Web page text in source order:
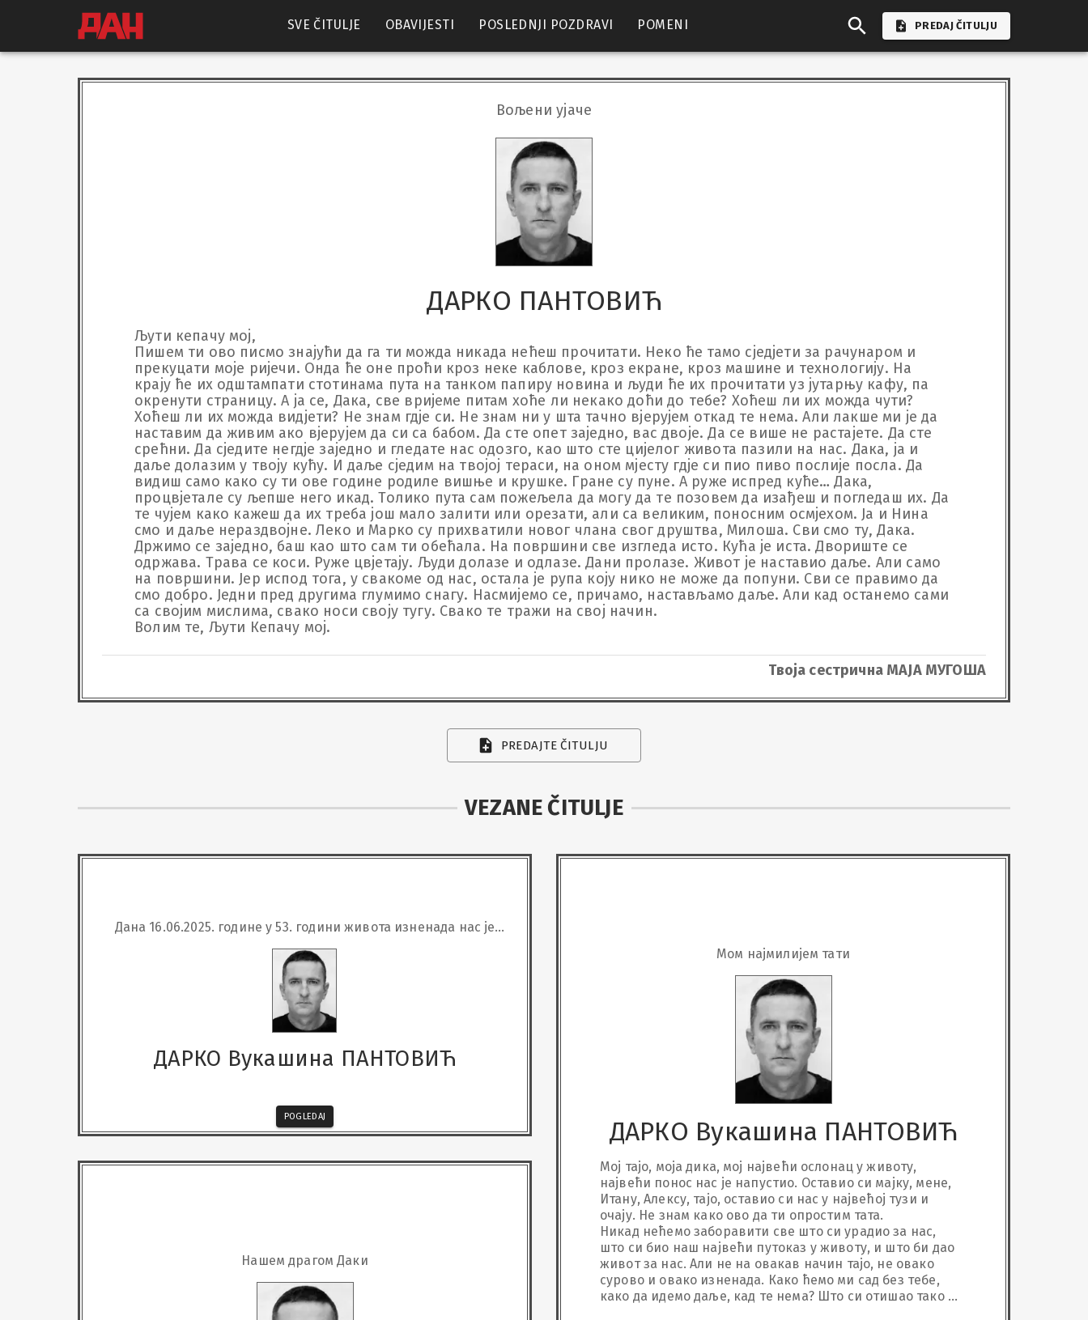
SVE ČITULJE OBAVIJESTI POSLEDNJI POZDRAVI POMENI PREDAJ ČITULJU
Вољени ујаче
ДАРКО ПАНТОВИЋ
Љути кепачу мој,
Пишем ти ово писмо знајући да га ти можда никада нећеш прочитати. Неко ће тамо сједјети за рачунаром и
прекуцати моје ријечи. Онда ће оне проћи кроз неке каблове, кроз екране, кроз машине и технологију. На
крају ће их одштампати стотинама пута на танком папиру новина и људи ће их прочитати уз јутарњу кафу, па
окренути страницу. А ја се, Дака, све вријеме питам хоће ли некако доћи до тебе? Хоћеш ли их можда чути?
Хоћеш ли их можда видјети? Не знам гдје си. Не знам ни у шта тачно вјерујем откад те нема. Али лакше ми је да
наставим да живим ако вјерујем да си са бабом. Да сте опет заједно, вас двоје. Да се више не растајете. Да сте
срећни. Да сједите негдје заједно и гледате нас одозго, као што сте цијелог живота пазили на нас. Дака, ја и
даље долазим у твоју кућу. И даље сједим на твојој тераси, на оном мјесту гдје си пио пиво послије посла. Да
видиш само како су ти ове године родиле вишње и крушке. Гране су пуне. А руже испред куће… Дака,
процвјетале су љепше него икад. Толико пута сам пожељела да могу да те позовем да изађеш и погледаш их. Да
те чујем како кажеш да их треба још мало залити или орезати, али са великим, поносним осмјехом. Ја и Нина
смо и даље нераздвојне. Леко и Марко су прихватили новог члана свог друштва, Милоша. Сви смо ту, Дака.
Држимо се заједно, баш као што сам ти обећала. На површини све изгледа исто. Кућа је иста. Двориште се
одржава. Трава се коси. Руже цвјетају. Људи долазе и одлазе. Дани пролазе. Живот је наставио даље. Али само
на површини. Јер испод тога, у свакоме од нас, остала је рупа коју нико не може да попуни. Сви се правимо да
смо добро. Једни пред другима глумимо снагу. Насмијемо се, причамо, настављамо даље. Али кад останемо сами
са својим мислима, свако носи своју тугу. Свако те тражи на свој начин.
Волим те, Љути Кепачу мој.
Твоја сестрична МАЈА МУГОША
PREDAJTE ČITULJU
VEZANE ČITULJE
Дана 16.06.2025. године у 53. години живота изненада нас је
ДАРКО Вукашина ПАНТОВИЋ
POGLEDAJ
Мом најмилијем тати
ДАРКО Вукашинa ПАНТОВИЋ
Мој тајо, моја дика, мој највећи ослонац у животу,
највећи понос нас је напустио. Оставио си мајку, мене,
Итану, Алексу, тајо, оставио си нас у највећој тузи и
очају. Не знам како ово да ти опростим тата.
Никад нећемо заборавити све што си урадио за нас,
што си био наш највећи путоказ у животу, и што би дао
живот за нас. Али не на овакав начин тајо, не овако
сурово и овако изненада. Како ћемо ми сад без тебе,
како да идемо даље, кад те нема? Што си отишао тако
Нашем драгом Даки